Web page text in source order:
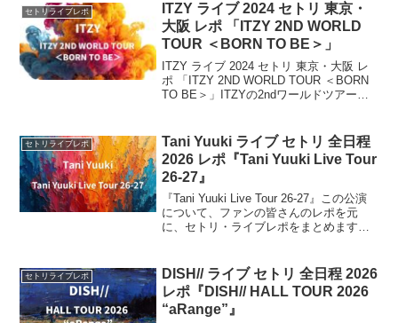
セトリライブレポ
ITZY ライブ 2024 セトリ 東京・
大阪 レポ 「ITZY 2ND WORLD
TOUR ＜BORN TO BE＞」
ITZY ライブ 2024 セトリ 東京・大阪 レ
ポ 「ITZY 2ND WORLD TOUR ＜BORN
TO BE＞」ITZYの2ndワールドツアー
セトリライブレポ
Tani Yuuki ライブ セトリ 全日程
2026 レポ『Tani Yuuki Live Tour
26-27』
『Tani Yuuki Live Tour 26-27』この公演
について、ファンの皆さんのレポを元
に、セトリ・ライブレポをまとめます。
海道・広島・福岡・宮城のホール公演に
加え、兵庫・神奈川でアリーナ公演を実
施。
セトリライブレポ
DISH// ライブ セトリ 全日程 2026
レポ『DISH// HALL TOUR 2026
“aRange”』